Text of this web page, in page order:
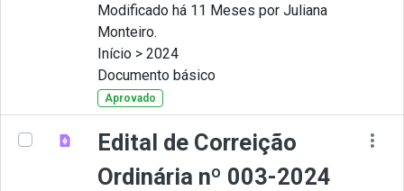
Modificado há 11 Meses por Juliana
Monteiro.
Início > 2024
Documento básico
Aprovado
Edital de Correição
Ordinária nº 003-2024